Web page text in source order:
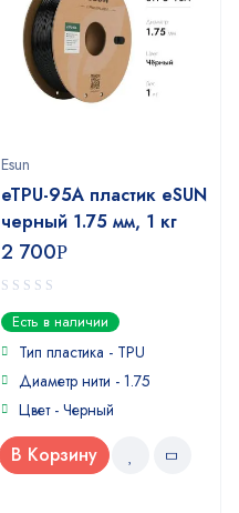
Esun
eTPU-95A пластик eSUN
черный 1.75 мм, 1 кг
2 700Р
0
out
of
Есть в наличии
Тип пластика - TPU
Диаметр нити - 1.75
Цвет - Черный
В Корзину